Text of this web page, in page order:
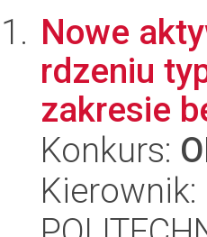
Nowe
rdzeniu
zakresie
Konkurs: